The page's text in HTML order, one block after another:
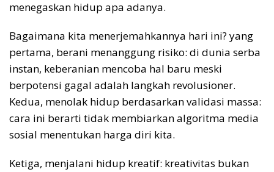
menegaskan hidup apa adanya.
Bagaimana kita menerjemahkannya hari ini? yang
pertama, berani menanggung risiko: di dunia serba
instan, keberanian mencoba hal baru meski
berpotensi gagal adalah langkah revolusioner.
Kedua, menolak hidup berdasarkan validasi massa:
cara ini berarti tidak membiarkan algoritma media
sosial menentukan harga diri kita.
Ketiga, menjalani hidup kreatif: kreativitas bukan